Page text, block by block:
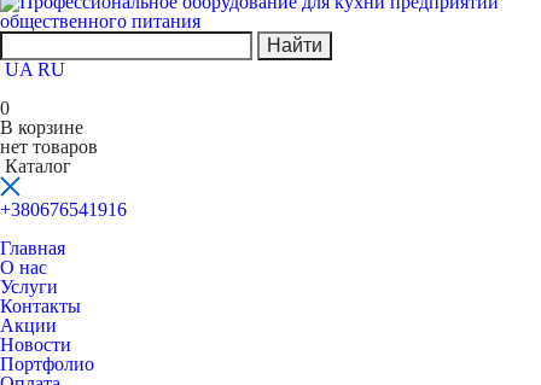
Найти
UA RU
0
В корзине
нет товаров
Каталог
+380676541916
Главная
О нас
Услуги
Контакты
Акции
Новости
Портфолио